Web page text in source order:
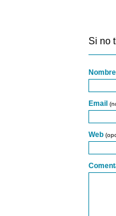
Si no
Nombre
Email
Web